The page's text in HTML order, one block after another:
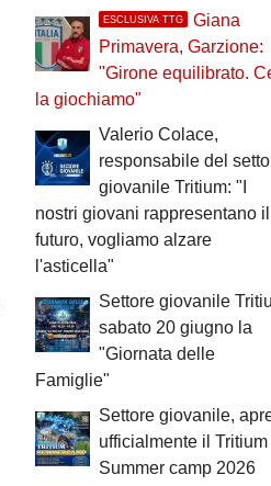
ESCLUSIVA TTG
Giana
Primavera, Garzione:
"Girone equilibrato.
la giochiamo"
Valerio Colace,
responsabile del
giovanile Tritium: "I
nostri giovani rappresentano il
futuro, vogliamo alzare
l'asticella"
Settore giovanile
sabato 20 giugno la
"Giornata delle
Famiglie"
Settore giovanile,
ufficialmente il Tritium
Summer camp 2026